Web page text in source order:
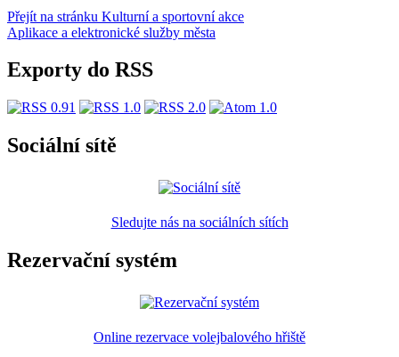
Přejít na stránku Kulturní a sportovní akce
Aplikace a elektronické služby města
Exporty do RSS
Sociální sítě
Sledujte nás na sociálních sítích
Rezervační systém
Online rezervace volejbalového hřiště